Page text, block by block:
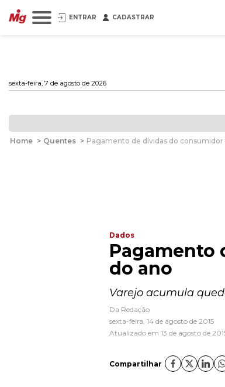
ENTRAR CADASTRAR
sexta-feira, 7 de agosto de 2026
Home > Quentes > Pagamento de dívidas do consumidor
Dados
Pagamento
do ano
Varejo acumula
Da Redação
sexta-feira, 14 de agosto de 2015
Atualizado em 13 de agosto de
Compartilhar